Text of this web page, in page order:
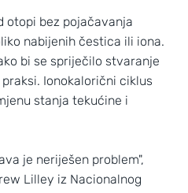
otopi bez pojačavanja
nabijenih čestica ili iona.
bi se spriječilo stvaranje
Ionokalorični ciklus
stanja tekućine i
je neriješen problem",
Lilley iz Nacionalnog